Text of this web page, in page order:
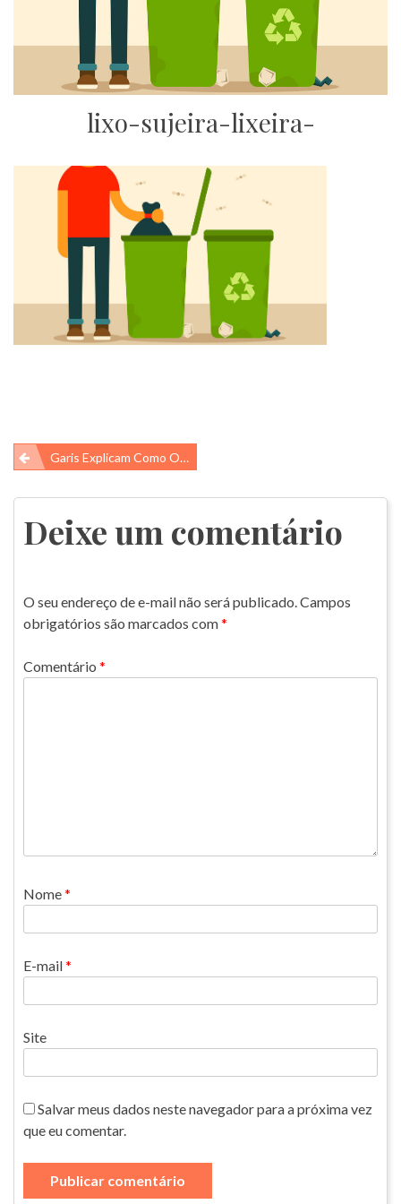
lixo-sujeira-lixeira-
Navegação
de
Post
Garis Explicam Como Organizar O Seu Lixo
Deixe um comentário
O seu endereço de e-mail não será publicado.Campos
obrigatórios são marcados com*
Comentário *
Nome*
E-mail*
Site
Salvar meus dados neste navegador para a próxima vez
que eu comentar.